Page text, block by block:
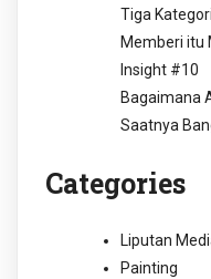
Tiga
Memberi itu
Insight #10
Bagaimana
Saatnya
Categories
Liputan
Painting